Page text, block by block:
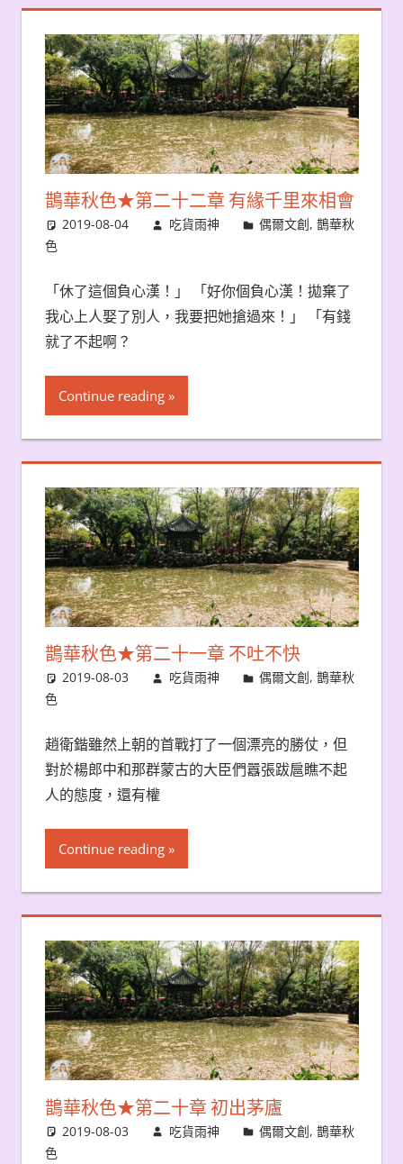
鵲華秋色★第二十二章 有緣千里來相會
2019-08-04 吃貨雨神 偶爾文創,鵲華秋
色
「休了這個負心漢！」 「好你個負心漢！拋棄了
我心上人娶了別人，我要把她搶過來！」 「有錢
就了不起啊？
Continue reading
鵲華秋色★第二十一章 不吐不快
2019-08-03 吃貨雨神 偶爾文創,鵲華秋
色
趙衛鍇雖然上朝的首戰打了一個漂亮的勝仗，但
對於楊郎中和那群蒙古的大臣們囂張跋扈瞧不起
人的態度，還有權
Continue reading
鵲華秋色★第二十章 初出茅廬
2019-08-03 吃貨雨神 偶爾文創,鵲華秋
色